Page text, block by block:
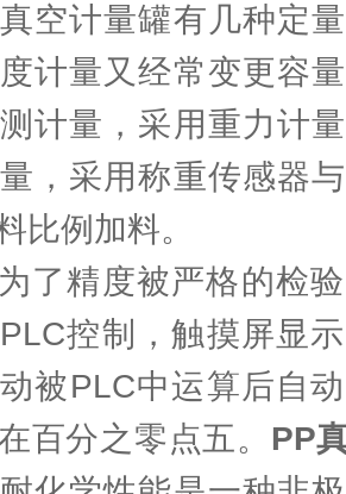
空计量罐有几种定
计量又经常变更容
计量，采用重力计
，采用称重传感器
比例加料。
精度被严格的检验
控制，触摸屏显
被PLC中运算后自
百分之零点五。 PP